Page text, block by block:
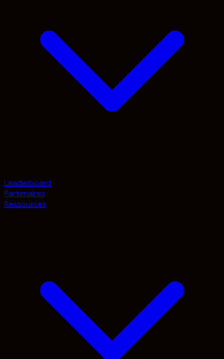
Leaderboard
Partenaires
Ressources